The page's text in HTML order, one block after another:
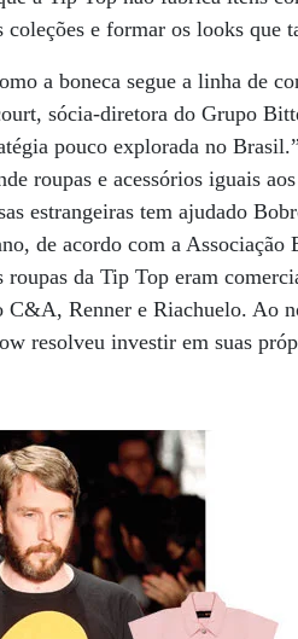
coleções e formar os looks que
a boneca segue a linha de
sócia-diretora do Grupo
pouco explorada no
roupas e acessórios iguais
estrangeiras tem ajudado
de acordo com a
da Tip Top eram
C&A, Renner e Riachuelo. Ao
resolveu investir em suas